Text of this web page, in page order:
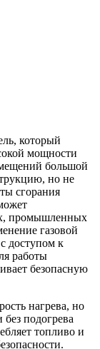
который
мощности
большой
но не
сгорания
промышленных
газовой
доступом к
работы
безопасную
нагрева, но
подогрева
топливо и